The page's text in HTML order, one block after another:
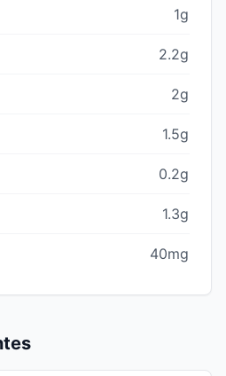
1g
2.2g
2g
1.5g
0.2g
1.3g
40mg